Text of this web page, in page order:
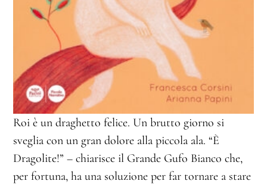
Roi è un draghetto felice. Un brutto giorno si
sveglia con un gran dolore alla piccola ala. “È
Dragolite!” – chiarisce il Grande Gufo Bianco che,
per fortuna, ha una soluzione per far tornare a stare